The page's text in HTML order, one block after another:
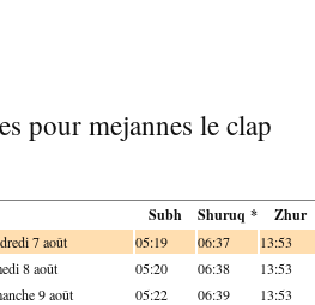
pour mejannes le clap
Subh Shuruq * Zhur
7 août 05:19 06:37 13:53
8 août 05:20 06:38 13:53
9 août 05:22 06:39 13:53